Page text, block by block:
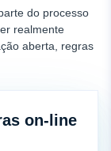
do processo
realmente
aberta, regras
on-line